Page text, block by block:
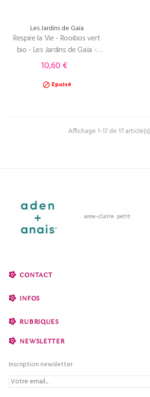
Les Jardins de Gaïa
Respire la Vie - Rooibos vert
bio - Les Jardins de Gaïa -
100g
Prix
10,60 €
 Epuisé
Affichage 1-17 de 17 article(s)
CONTACT
INFOS
RUBRIQUES
NEWSLETTER
Inscription newsletter